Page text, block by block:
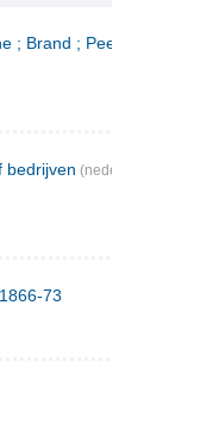
; Brand ; Peer Gynt. 2
bedrijven (nederlandsk)
73